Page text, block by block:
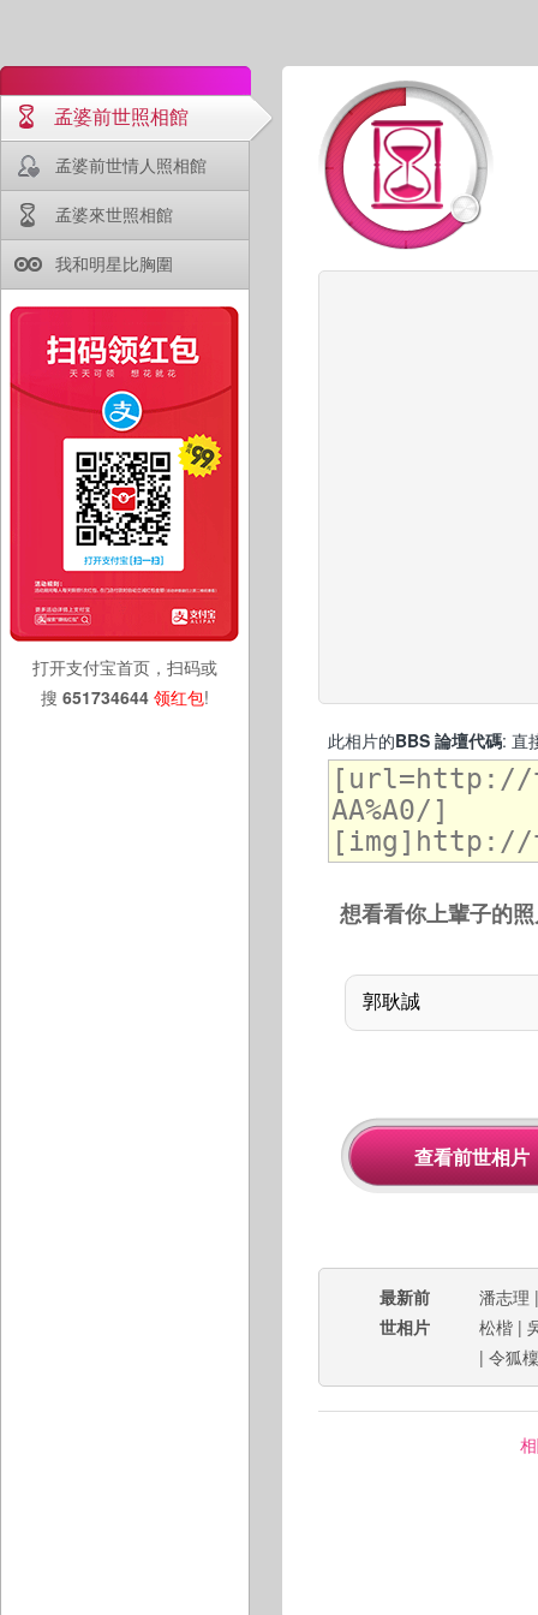
孟婆前世照相館
孟婆前世情人照相館
孟婆來世照相館
我和明星比胸圍
打开支付宝首页，扫码或
搜 651734644 领红包!
此相片的BBS 論壇代碼: 直
想看看你上輩子的
最新前
世相片
潘志理
松楷 |
| 令狐